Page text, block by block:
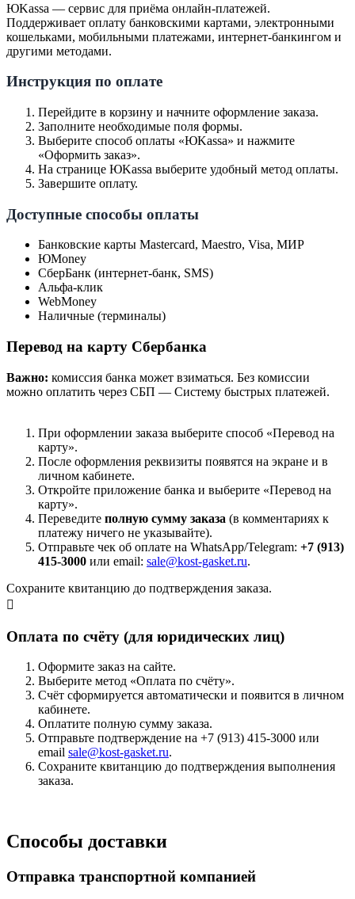
ЮKassa — сервис для приёма онлайн-платежей.
Поддерживает оплату банковскими картами, электронными
кошельками, мобильными платежами, интернет-банкингом и
другими методами.
Инструкция по оплате
Перейдите в корзину и начните оформление заказа.
Заполните необходимые поля формы.
Выберите способ оплаты «ЮKassa» и нажмите
«Оформить заказ».
На странице ЮKassa выберите удобный метод оплаты.
Завершите оплату.
Доступные способы оплаты
Банковские карты Mastercard, Maestro, Visa, МИР
ЮMoney
СберБанк (интернет-банк, SMS)
Альфа-клик
WebMoney
Наличные (терминалы)
Перевод на карту Сбербанка
Важно: комиссия банка может взиматься. Без комиссии
можно оплатить через СБП — Систему быстрых платежей.
При оформлении заказа выберите способ «Перевод на
карту».
После оформления реквизиты появятся на экране и в
личном кабинете.
Откройте приложение банка и выберите «Перевод на
карту».
Переведите полную сумму заказа (в комментариях к
платежу ничего не указывайте).
Отправьте чек об оплате на WhatsApp/Telegram: +7 (913)
415-3000 или email: sale@kost-gasket.ru.
Сохраните квитанцию до подтверждения заказа.
Оплата по счёту (для юридических лиц)
Оформите заказ на сайте.
Выберите метод «Оплата по счёту».
Счёт сформируется автоматически и появится в личном
кабинете.
Оплатите полную сумму заказа.
Отправьте подтверждение на +7 (913) 415-3000 или
email sale@kost-gasket.ru.
Сохраните квитанцию до подтверждения выполнения
заказа.
Способы доставки
Отправка транспортной компанией